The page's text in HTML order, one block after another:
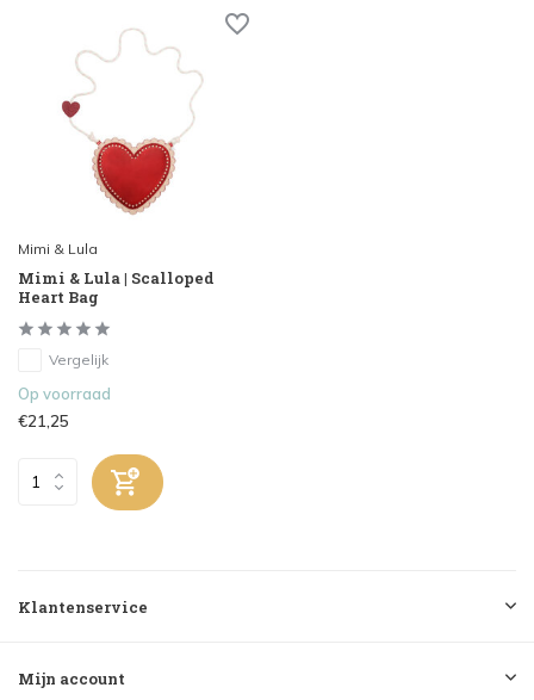
Mimi & Lula
Mimi & Lula | Scalloped
Heart Bag
Vergelijk
Op voorraad
€21,25
Klantenservice
Mijn account